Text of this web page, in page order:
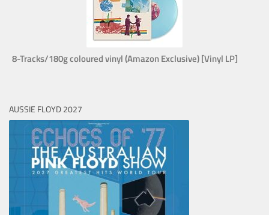
8-Tracks/180g coloured vinyl (Amazon Exclusive) [Vinyl LP]
AUSSIE FLOYD 2027